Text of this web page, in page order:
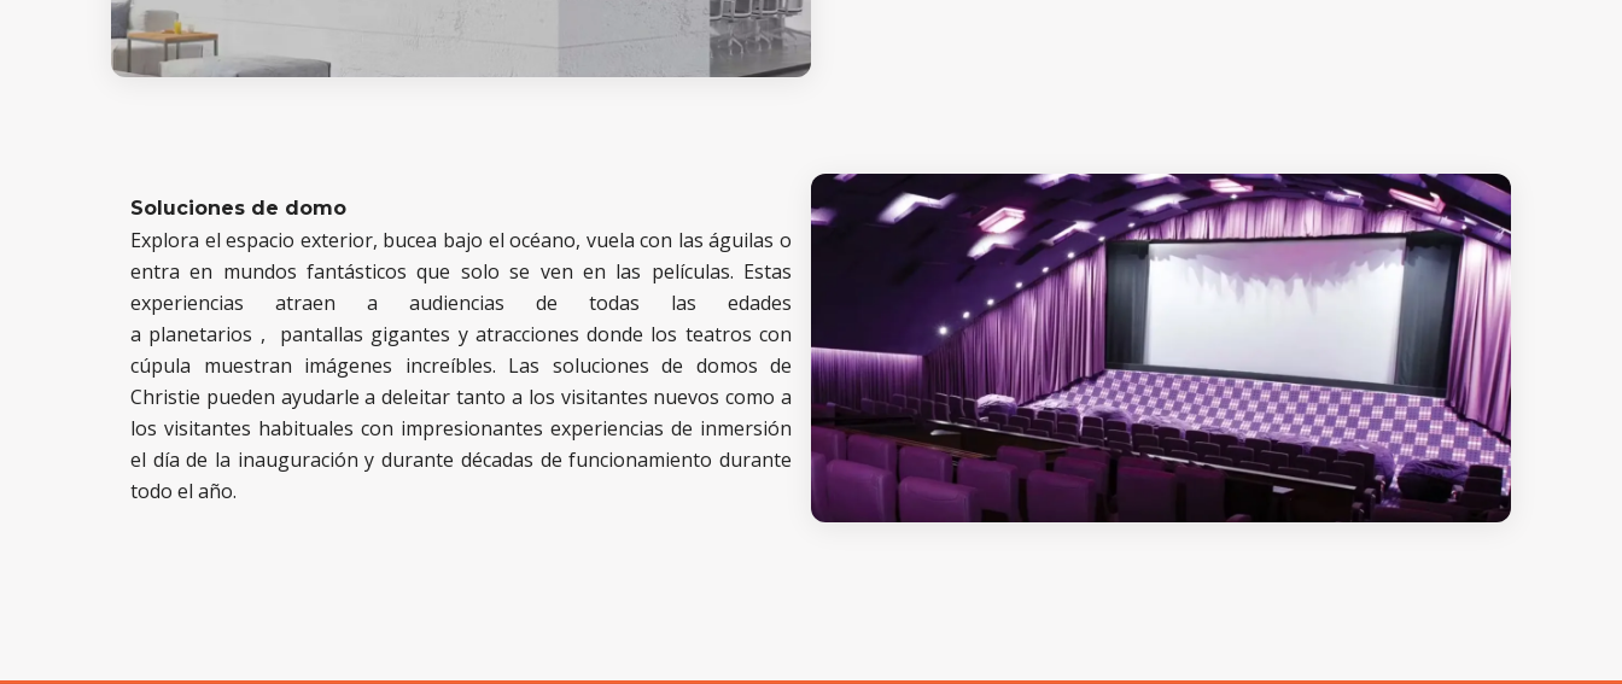
Soluciones de domo
Explora el espacio exterior, bucea bajo el océano, vuela con las águilas o
entra en mundos fantásticos que solo se ven en las películas. Estas
experiencias atraen a audiencias de todas las edades
a planetarios , pantallas gigantes y atracciones donde los teatros con
cúpula muestran imágenes increíbles. Las soluciones de domos de
Christie pueden ayudarle a deleitar tanto a los visitantes nuevos como a
los visitantes habituales con impresionantes experiencias de inmersión
el día de la inauguración y durante décadas de funcionamiento durante
todo el año.